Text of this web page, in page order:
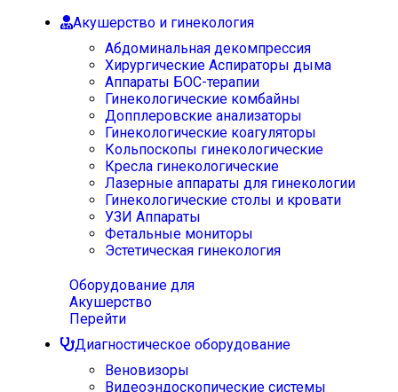
Акушерство и гинекология
Абдоминальная декомпрессия
Хирургические Аспираторы дыма
Аппараты БОС-терапии
Гинекологические комбайны
Допплеровские анализаторы
Гинекологические коагуляторы
Кольпоскопы гинекологические
Кресла гинекологические
Лазерные аппараты для гинекологии
Гинекологические столы и кровати
УЗИ Аппараты
Фетальные мониторы
Эстетическая гинекология
Оборудование для
Акушерство
Перейти
Диагностическое оборудование
Веновизоры
Видеоэндоскопические системы